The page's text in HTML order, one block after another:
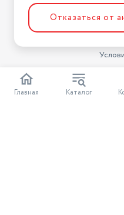
Главная Каталог
Нашли ошибку на
2026 © Интернет-
Отказаться от